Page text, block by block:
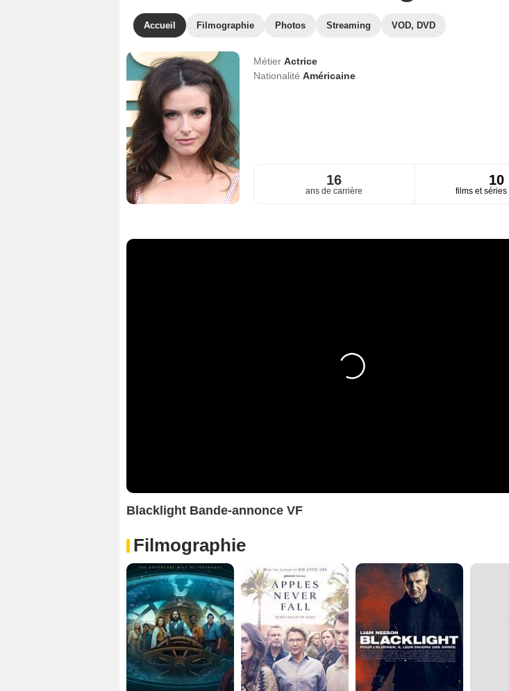
Accueil Filmographie Photos Streaming VOD, DVD
Métier Actrice
Nationalité Américaine
16
ans de carrière
10
films et séries
Blacklight Bande-annonce VF
Filmographie